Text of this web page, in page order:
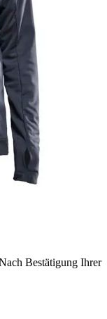
Bestätigung Ihrer